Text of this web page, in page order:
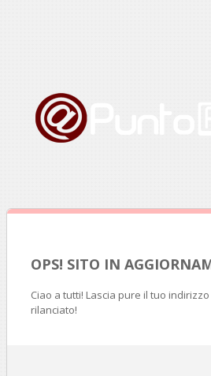
OPS! SITO IN
Ciao a tutti! Lascia pure il tuo
rilanciato!